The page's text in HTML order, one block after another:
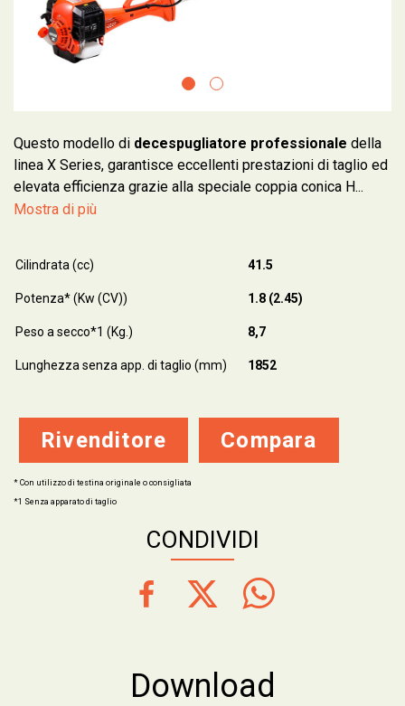
Questo modello di decespugliatore professionale della
linea X Series, garantisce eccellenti prestazioni di taglio ed
elevata efficienza grazie alla speciale coppia conica H...
Mostra di più
Cilindrata (cc) 41.5
Potenza* (Kw (CV)) 1.8 (2.45)
Peso a secco*1 (Kg.) 8,7
Lunghezza senza app. di taglio (mm) 1852
Rivenditore Compara
* Con utilizzo di testina originale o consigliata
*1 Senza apparato di taglio
CONDIVIDI
Download